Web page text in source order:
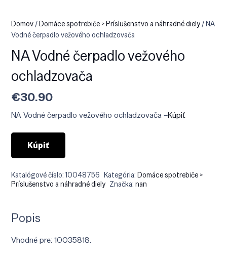
Domov/Domáce spotrebiče > Príslušenstvo a náhradné diely/ NA
Vodné čerpadlo vežového ochladzovača
NA Vodné čerpadlo vežového
ochladzovača
€30.90
NA Vodné čerpadlo vežového ochladzovača –Kúpiť
Kúpiť
Katalógové číslo:10048756 Kategória:Domáce spotrebiče >
Príslušenstvo a náhradné diely Značka:nan
Popis
Vhodné pre: 10035818.